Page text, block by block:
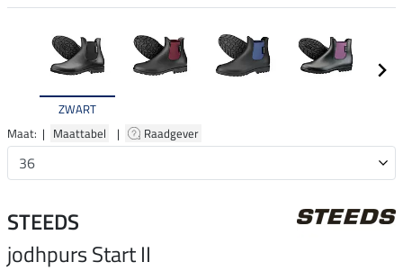
ZWART
Maat: | Maattabel | Raadgever
STEEDS
jodhpurs Start II